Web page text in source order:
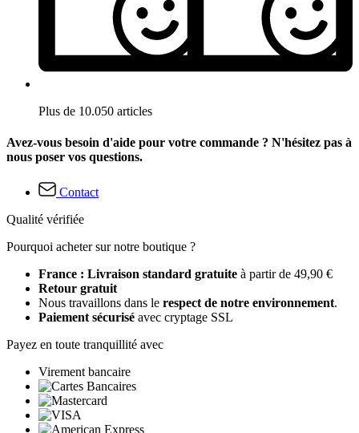
Plus de 10.050 articles
Avez-vous besoin d'aide pour votre commande ? N'hésitez pas à
nous poser vos questions.
Contact
Qualité vérifiée
Pourquoi acheter sur notre boutique ?
France : Livraison standard gratuite à partir de 49,90 €
Retour gratuit
Nous travaillons dans le respect de notre environnement.
Paiement sécurisé avec cryptage SSL
Payez en toute tranquillité avec
Virement bancaire